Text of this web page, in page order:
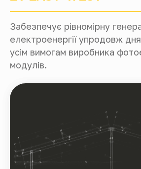
Забезпечує рівномірну
електроенергії упродовж
усім вимогам виробника
модулів.